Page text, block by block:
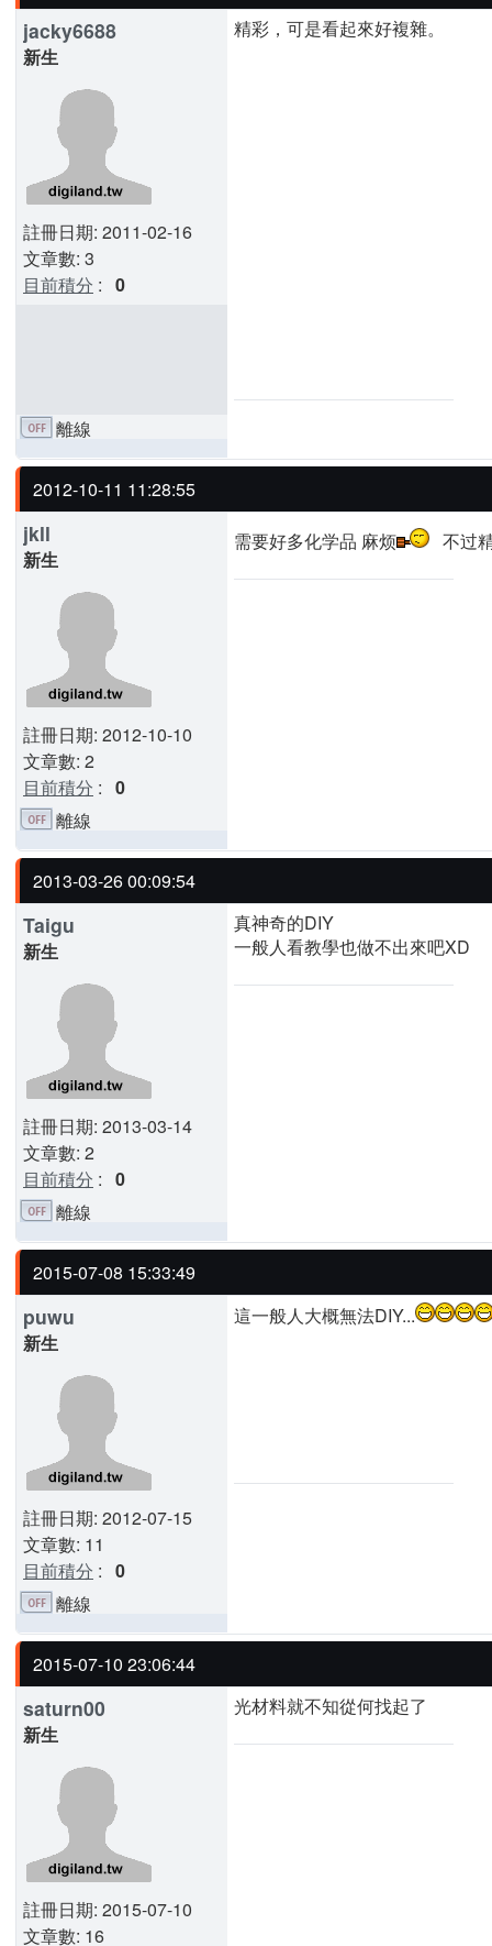
jacky6688
新生
註冊日期: 2011-02-16
文章數: 3
目前積分 : 0
精彩，可是看起來好複雜。
離線
2012-10-11 11:28:55
jkll
新生
註冊日期: 2012-10-10
文章數: 2
目前積分 : 0
需要好多化学品 麻烦 不过
離線
2013-03-26 00:09:54
Taigu
新生
註冊日期: 2013-03-14
文章數: 2
目前積分 : 0
真神奇的DIY
一般人看教學也做不出來吧XD
離線
2015-07-08 15:33:49
puwu
新生
註冊日期: 2012-07-15
文章數: 11
目前積分 : 0
這一般人大概無法DIY...
離線
2015-07-10 23:06:44
saturn00
新生
註冊日期: 2015-07-10
文章數: 16
光材料就不知從何找起了